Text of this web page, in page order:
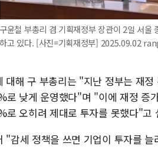
구윤철 부총리 겸 기획재정부 장관이 2일 서울
하고 있다. [사진=기획재정부] 2025.09.02
대해 구 부총리는 "지난 정부는 재
로 낮게 운영했다"며 "이에 재정 증
로 오히려 제대로 투자를 못했다"고
"감세 정책을 쓰면 기업이 투자를